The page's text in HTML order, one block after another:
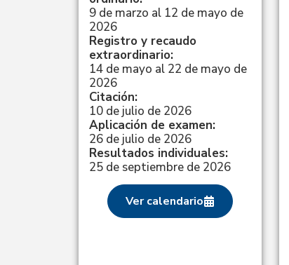
9 de marzo al 12 de mayo de
2026
Registro y recaudo
extraordinario:
14 de mayo al 22 de mayo de
2026
Citación:
10 de julio de 2026
Aplicación de examen:
26 de julio de 2026
Resultados individuales:
25 de septiembre de 2026
Ver calendario